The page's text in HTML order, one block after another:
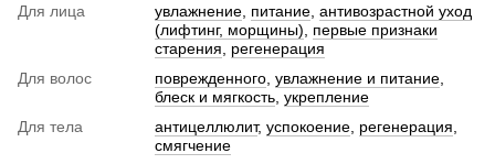
Для лица
увлажнение питание антивозрастной уход
(лифтинг, морщины)
первые признаки
старения
регенерация
Для волос
поврежденного увлажнение и питание
блеск и мягкость укрепление
Для тела
антицеллюлит, успокоение регенерация
смягчение